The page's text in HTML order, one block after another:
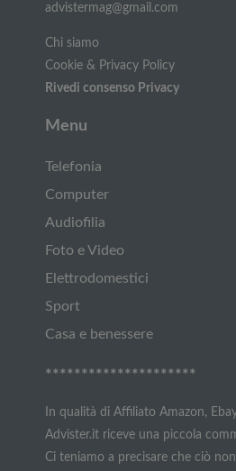
advistermag@gmail.com
Chi siamo
Cookie & Privacy Policy
Rivedi consenso Privacy
Menu
Telefonia
Computer
Audiofilia
Foto e Video
Elettrodomestici
Sport
Casa e benessere
*********************
In qualità di Affiliato Amazon,
Advister.it riceve una piccola
Ci teniamo a precisare che ciò